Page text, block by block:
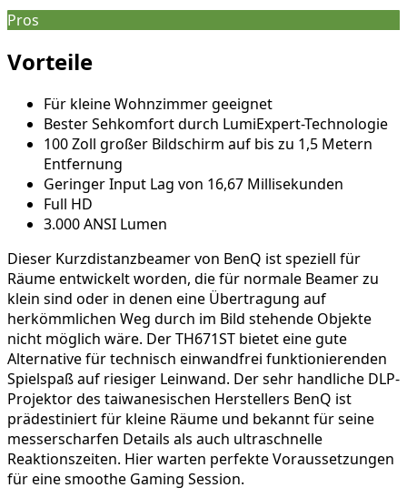
Pros
Vorteile
Für kleine Wohnzimmer geeignet
Bester Sehkomfort durch LumiExpert-Technologie
100 Zoll großer Bildschirm auf bis zu 1,5 Metern
Entfernung
Geringer Input Lag von 16,67 Millisekunden
Full HD
3.000 ANSI Lumen
Dieser Kurzdistanzbeamer von BenQ ist speziell für
Räume entwickelt worden, die für normale Beamer zu
klein sind oder in denen eine Übertragung auf
herkömmlichen Weg durch im Bild stehende Objekte
nicht möglich wäre. Der TH671ST bietet eine gute
Alternative für technisch einwandfrei funktionierenden
Spielspaß auf riesiger Leinwand. Der sehr handliche DLP-
Projektor des taiwanesischen Herstellers BenQ ist
prädestiniert für kleine Räume und bekannt für seine
messerscharfen Details als auch ultraschnelle
Reaktionszeiten. Hier warten perfekte Voraussetzungen
für eine smoothe Gaming Session.